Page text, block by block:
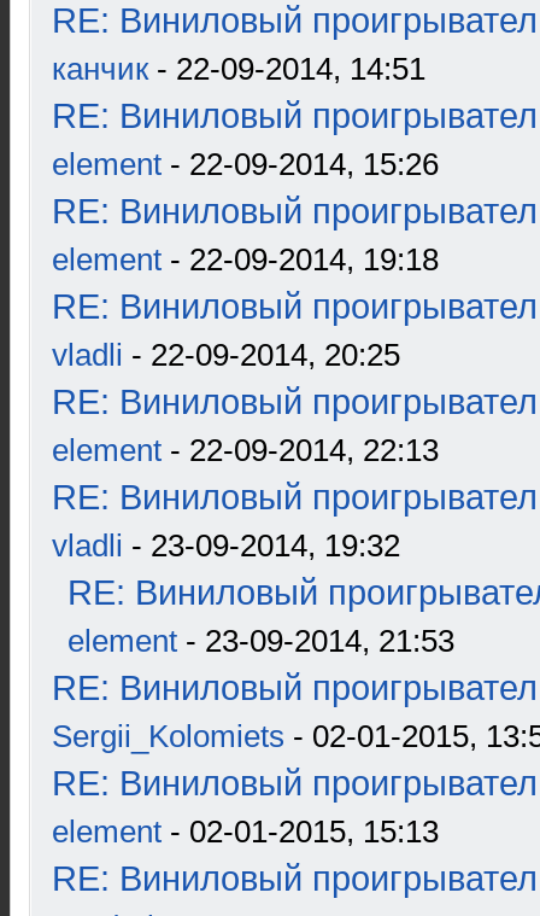
RE: Виниловый
канчик- 22-09-2014, 14:51
RE: Виниловый
element - 22-09-2014, 15:26
RE: Виниловый
element - 22-09-2014, 19:18
RE: Виниловый
vladli - 22-09-2014, 20:25
RE: Виниловый
element - 22-09-2014, 22:13
RE: Виниловый
vladli - 23-09-2014, 19:32
RE: Виниловый
element - 23-09-2014, 21:53
RE: Виниловый
Sergii_Kolomiets - 02-01-2015,
RE: Виниловый
element - 02-01-2015, 15:13
RE: Виниловый